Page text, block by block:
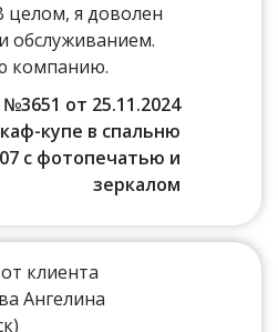
целом, я доволен
обслуживанием.
компанию.
№3651 от 25.11.2024
купе в спальню
с фотопечатью и
зеркалом